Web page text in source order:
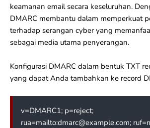
keamanan email secara keseluruhan.
DMARC membantu dalam memperkuat
terhadap serangan cyber yang
sebagai media utama penyerangan.
Konfigurasi DMARC dalam bentuk TXT
yang dapat Anda tambahkan ke record
v=DMARC1; p=reject;
rua=mailto:dmarc@example.com;